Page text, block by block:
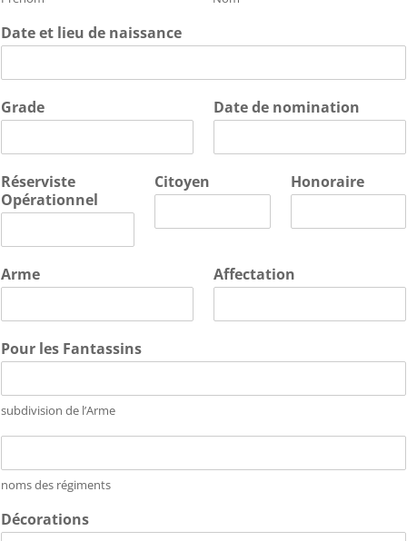
Date et lieu de naissance
Grade Date de nomination
Réserviste
Opérationnel
Citoyen Honoraire
Arme Affectation
Pour les Fantassins
subdivision de l’Arme
noms des régiments
Décorations